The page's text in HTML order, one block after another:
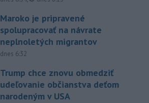
Maroko je pripravené
spolupracovať na návrate
neplnoletých migrantov
dnes 6:32
Trump chce znovu obmedziť
udeľovanie občianstva deťom
narodeným v USA